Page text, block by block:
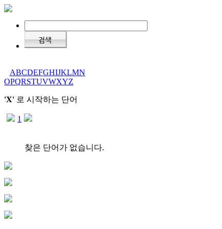
ABCDEFGHIJKLMN
OPQRSTUVWXYZ
'X' 로 시작하는 단어
1
찾은 단어가 없습니다.